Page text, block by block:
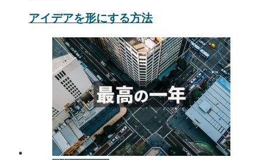
アイデアを形にする方法